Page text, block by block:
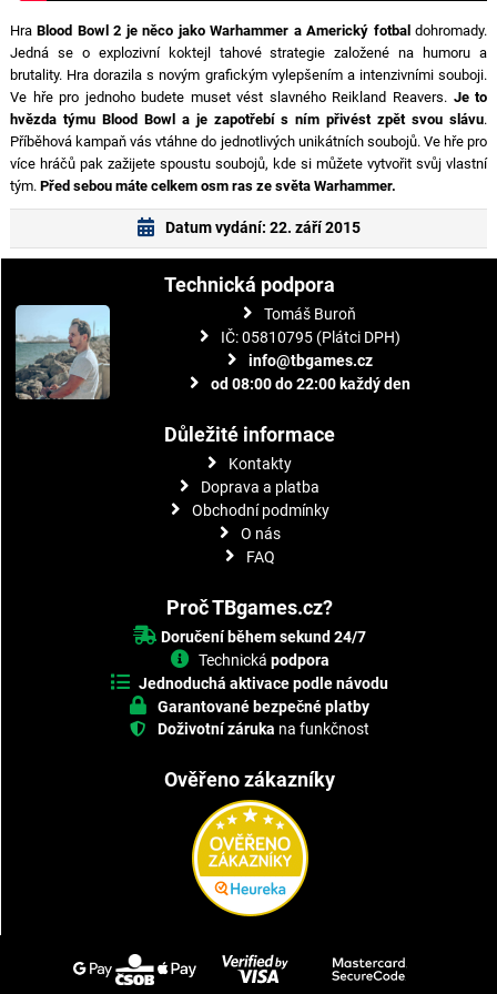
HraBlood Bowl 2 je něco jako Warhammer a Americký fotbal dohromady.
Jedná se o explozivní koktejl tahové strategie založené na humoru a
brutality. Hra dorazila s novým grafickým vylepšením a intenzivními souboji.
Ve hře pro jednoho budete muset vést slavného Reikland Reavers. Je to
hvězda týmu Blood Bowl a je zapotřebí s ním přivést zpět svou slávu.
Příběhová kampaň vás vtáhne do jednotlivých unikátních soubojů. Ve hře pro
více hráčů pak zažijete spoustu soubojů, kde si můžete vytvořit svůj vlastní
tým. Před sebou máte celkem osm ras ze světa Warhammer.
Datum vydání: 22. září 2015
Technická podpora
Tomáš Buroň
IČ: 05810795 (Plátci DPH)
info@tbgames.cz
od 08:00 do 22:00 každý den
Důležité informace
Kontakty
Doprava a platba
Obchodní podmínky
O nás
FAQ
Proč TBgames.cz?
Doručení během sekund 24/7
Technická podpora
Jednoduchá aktivace podle návodu
Garantované bezpečné platby
Doživotní záruka na funkčnost
Ověřeno zákazníky